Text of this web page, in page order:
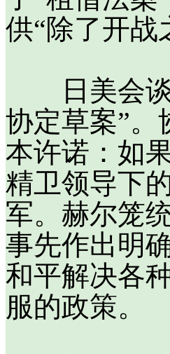
供“除了开战
日美会谈
协定草案”。
本许诺：如
精卫领导下
军。赫尔笼
事先作出明
和平解决各
服的政策。